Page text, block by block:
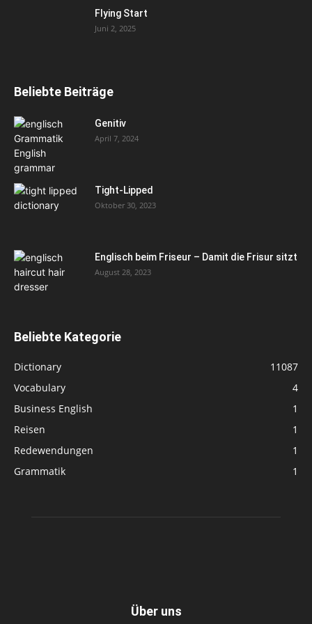
Flying Start
Juni 2, 2025
Beliebte Beiträge
Genitiv
April 7, 2024
Tight-Lipped
Oktober 30, 2023
Englisch beim Friseur – Damit die Frisur sitzt
August 28, 2023
Beliebte Kategorie
Dictionary
11087
Vocabulary
4
Business English
1
Reisen
1
Redewendungen
1
Grammatik
1
Über uns